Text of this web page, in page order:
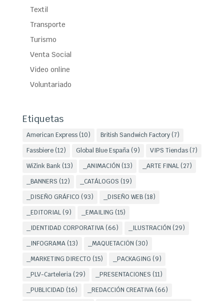
Textil
Transporte
Turismo
Venta Social
Video online
Voluntariado
Etiquetas
American Express(10) British Sandwich Factory(7)
Fassbiere(12) Global Blue España(9) VIPS Tiendas(7)
WiZink Bank(13) _ANIMACIÓN (13) _ARTE FINAL(27)
_BANNERS (12) _CATÁLOGOS (19)
_DISEÑO GRÁFICO (93) _DISEÑO WEB(18)
_EDITORIAL(9) _EMAILING (15)
_IDENTIDAD CORPORATIVA(66) _ILUSTRACIÓN (29)
_INFOGRAMA(13) _MAQUETACIÖN (30)
_MARKETING DIRECTO (15) _PACKAGING (9)
_PLV-Carteleria(29) _PRESENTACIONES (11)
_PUBLICIDAD (16) _REDACCIÓN CREATIVA(66)